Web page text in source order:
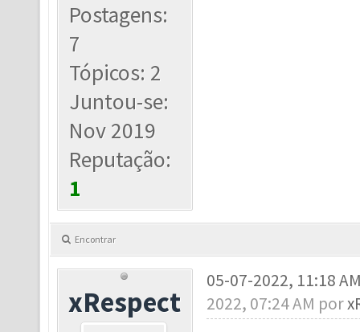
Postagens:
7
Tópicos: 2
Juntou-se:
Nov 2019
Reputação:
1
Encontrar
xRespect
05-07-2022, 11:18
2022, 07:24 AM por